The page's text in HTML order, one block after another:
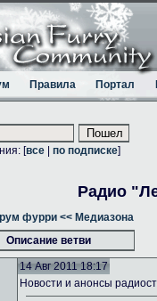
Правила Портал
[все по подписке]
Радио
фурри << Медиазона
Описание ветви
14 Авг 2011 18:17
Новости и анонсы